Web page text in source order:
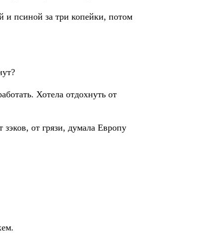
псиной за три копейки, потом
Хотела отдохнуть от
от грязи, думала Европу